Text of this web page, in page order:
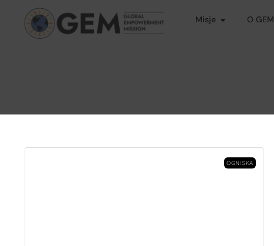
Misje O GEM
OGNISKA